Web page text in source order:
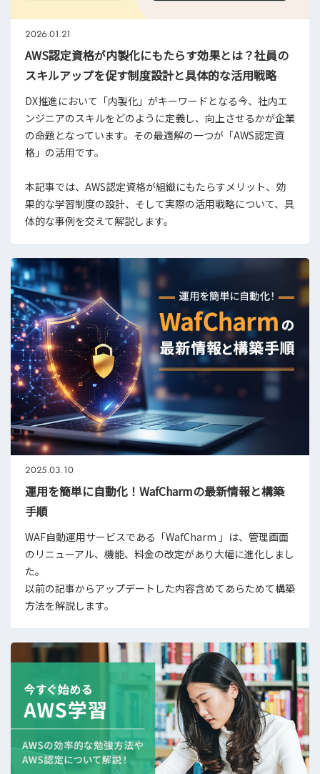
2026.01.21
AWS認定資格が内製化にもたらす効果とは？社員の
スキルアップを促す制度設計と具体的な活用戦略
DX推進において「内製化」がキーワードとなる今、社内エ
ンジニアのスキルをどのように定義し、向上させるかが企業
の命題となっています。その最適解の一つが「AWS認定資
格」の活用です。
本記事では、AWS認定資格が組織にもたらすメリット、効
果的な学習制度の設計、そして実際の活用戦略について、具
体的な事例を交えて解説します。
2025.03.10
運用を簡単に自動化！WafCharmの最新情報と構築
手順
WAF⾃動運⽤サービスである「WafCharm 」は、管理画面
のリニューアル、機能、料金の改定があり大幅に進化しまし
た。
以前の記事からアップデートした内容含めてあらためて構築
方法を解説します。